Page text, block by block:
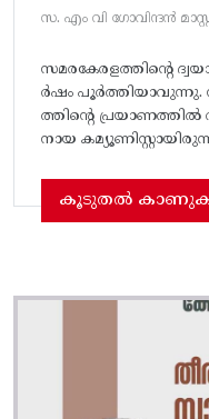
സ. എം വി ഗോവിന്ദൻ
സമരകേരളത്തിൻ്റെ
ർഷം പൂർത്തിയാവുന്നു.
ത്തിന്റെ
നായ
കൂടുതൽ